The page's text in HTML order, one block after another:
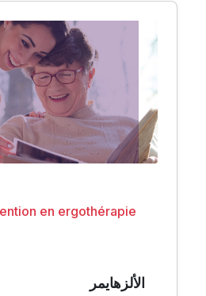
en ergothérapie
الألزهايمر